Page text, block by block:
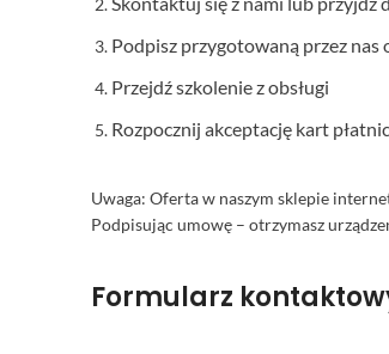
Podpisz przygotowaną przez
Przejdź szkolenie z obsługi
Rozpocznij akceptację kart
Uwaga: Oferta w naszym sklepie
Podpisując umowę – otrzymasz
Formularz